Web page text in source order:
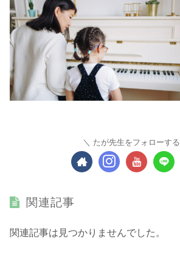
たが先生をフォローする
関連記事
関連記事は見つかりませんでした。